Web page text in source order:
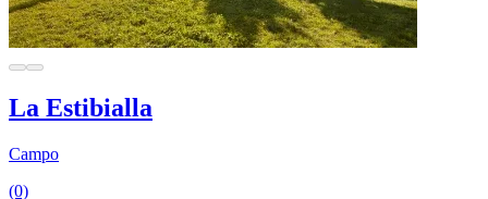
La Estibialla
Campo
(0)